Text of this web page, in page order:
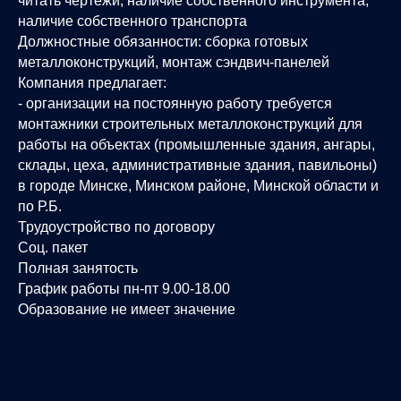
наличие собственного транспорта
Должностные обязанности: сборка готовых
металлоконструкций, монтаж сэндвич-панелей
Компания предлагает:
- организации на постоянную работу требуется
монтажники строительных металлоконструкций для
работы на объектах (промышленные здания, ангары,
склады, цеха, административные здания, павильоны)
в городе Минске, Минском районе, Минской области и
по Р.Б.
Трудоустройство по договору
Соц. пакет
Полная занятость
График работы пн-пт 9.00-18.00
Образование не имеет значение